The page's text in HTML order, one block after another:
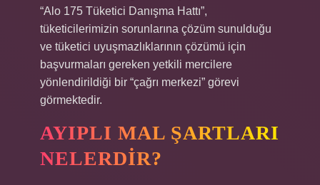
“Alo 175 Tüketici Danışma Hattı”,
tüketicilerimizin sorunlarına çözüm sunulduğu
ve tüketici uyuşmazlıklarının çözümü için
başvurmaları gereken yetkili mercilere
yönlendirildiği bir “çağrı merkezi” görevi
görmektedir.
AYIPLI MAL ŞARTLARI
NELERDIR?